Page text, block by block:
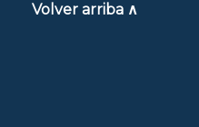
Volver arriba ∧